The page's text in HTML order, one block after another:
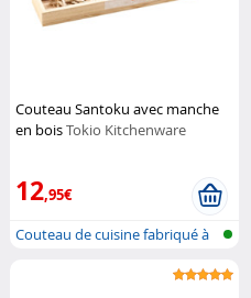
Couteau Santoku avec manche
en boisTokio Kitchenware
12,95€
Couteau de cuisine fabriqué à